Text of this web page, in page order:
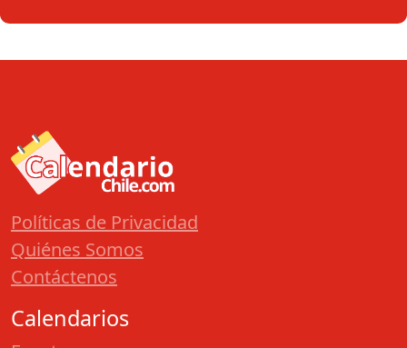
Políticas de Privacidad
Quiénes Somos
Contáctenos
Calendarios